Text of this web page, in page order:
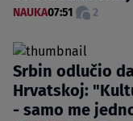
NAUKA07:51 2
Srbin odlučio
Hrvatskoj:
- samo me